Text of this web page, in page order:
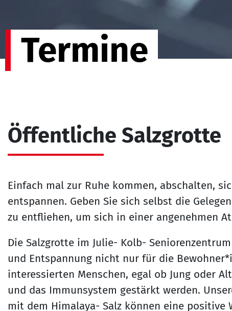
Termine
Öffentliche Salzgrotte
Einfach mal zur Ruhe kommen, abschalten,
entspannen. Geben Sie sich selbst die
zu entfliehen, um sich in einer angenehmen
Die Salzgrotte im Julie- Kolb-
und Entspannung nicht nur für die
interessierten Menschen, egal ob Jung oder
und das Immunsystem gestärkt werden.
mit dem Himalaya- Salz können eine positive